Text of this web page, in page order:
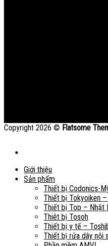
Copyright 2026 © Flatsome
Giới thiệu
Sản phẩm
Thiết bị Codonics-
Thiết bị Tokyoiken
Thiết bị Top – Nhật
Thiêt bị Tosoh
Thiết bị y tế –
Thiết bị rửa dây nội